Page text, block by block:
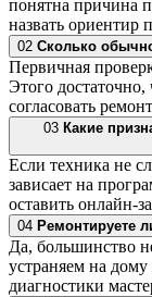
понятна причина
назвать ориентир
02 Сколько
Первичная
Этого
согласовать
03 Какие
Если техника не
зависает на
оставить онлайн-
04 Ремонтируете
Да, большинство
устраняем на
диагностики